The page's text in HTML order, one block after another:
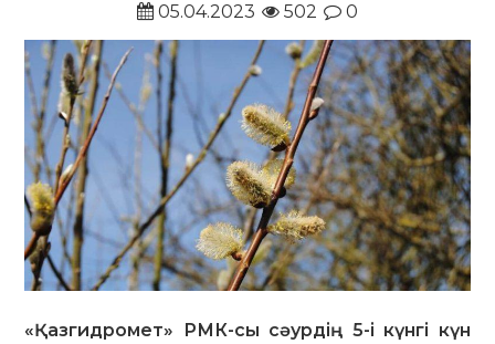
05.04.2023
502 0
«Қазгидромет» РМК-сы сәурдің 5-і күнгі күн